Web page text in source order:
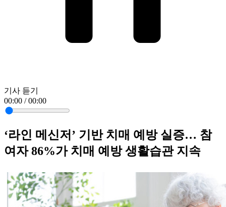
기사 듣기
00:00 / 00:00
‘라인 메신저’ 기반 치매 예방 실증… 참
여자 86%가 치매 예방 생활습관 지속